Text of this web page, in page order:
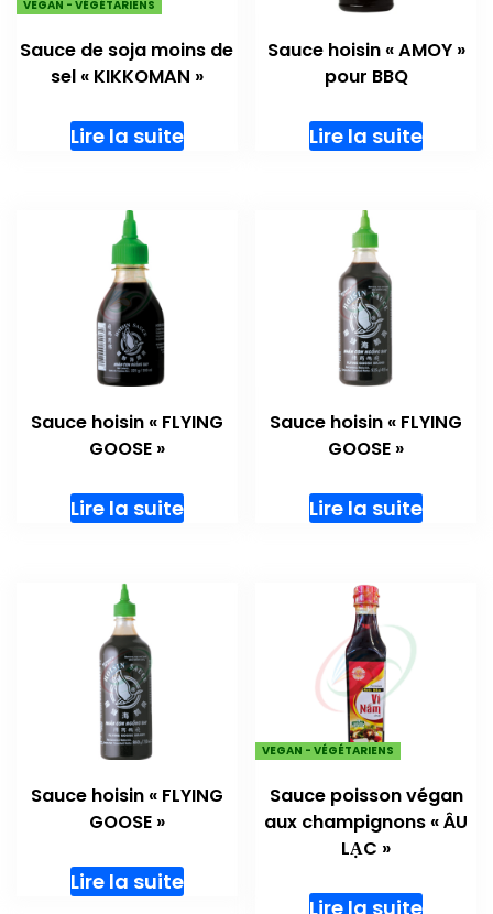
VEGAN - VÉGÉTARIENS
Sauce de soja moins de
sel « KIKKOMAN »
Lire la suite
Sauce hoisin « AMOY »
pour BBQ
Lire la suite
Sauce hoisin « FLYING
GOOSE »
Lire la suite
Sauce hoisin « FLYING
GOOSE »
Lire la suite
Sauce hoisin « FLYING
GOOSE »
Lire la suite
VEGAN - VÉGÉTARIENS
Sauce poisson végan
aux champignons « ÂU
LẠC »
Lire la suite